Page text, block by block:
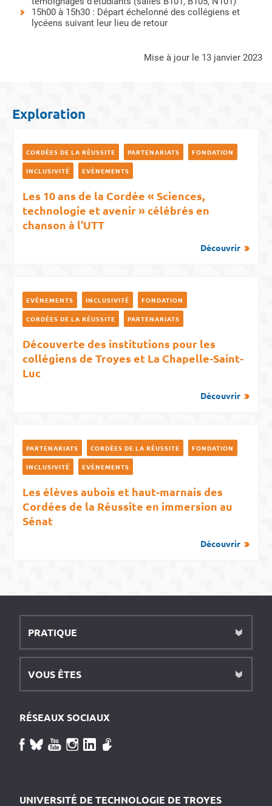
15h00 à 15h30 : Départ échelonné des collégiens et
lycéens suivant leur lieu de retour
mise à jour le 13 janvier 2023
Exploration
CORDÉES DE LA RÉUSSITE PARTENARIATS FONDATION
INCLUSIVITÉ EVÉNEMENTS
Les 10 ans de la Cordée « Sciences,
technologie et avenir » célébrés en
chanson à l'UTT
Découvrir
EVÉNEMENTS INCLUSIVITÉ FONDATION
CORDÉES DE LA RÉUSSITE PARTENARIATS
Découverte des institutions pour les
collégiens de Troyes et La Chapelle-Saint-
Luc
Découvrir
PARTENARIATS CORDÉES DE LA RÉUSSITE FONDATION
INCLUSIVITÉ EVÉNEMENTS
Les élèves aubois et haut-marnais des
Cordées de la Réussite en immersion au
Sénat
Découvrir
PRATIQUE
VOUS ÊTES
RÉSEAUX SOCIAUX
UNIVERSITÉ DE TECHNOLOGIE DE TROYES